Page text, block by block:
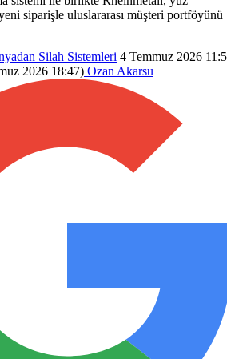
siparişle uluslararası müşteri portföyünü
Silah Sistemleri 4 Temmuz 2026
2026 18:47) Ozan Akarsu